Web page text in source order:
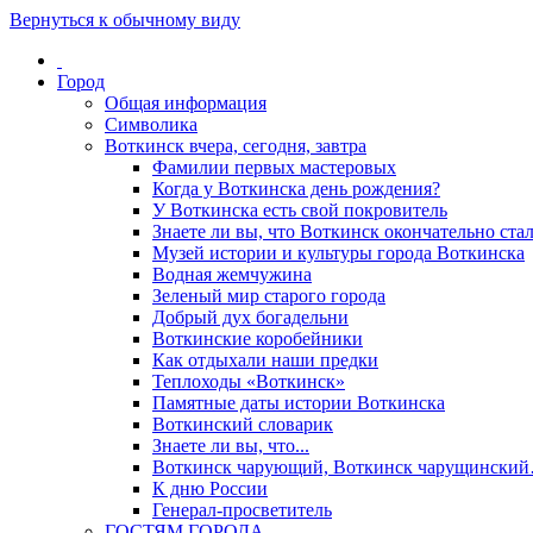
Вернуться к обычному виду
Город
Общая информация
Символика
Воткинск вчера, сегодня, завтра
Фамилии первых мастеровых
Когда у Воткинска день рождения?
У Воткинска есть свой покровитель
Знаете ли вы, что Воткинск окончательно
Музей истории и культуры города Воткинска
Водная жемчужина
Зеленый мир старого города
Добрый дух богадельни
Воткинские коробейники
Как отдыхали наши предки
Теплоходы «Воткинск»
Памятные даты истории Воткинска
Воткинский словарик
Знаете ли вы, что...
Воткинск чарующий, Воткинск
К дню России
Генерал-просветитель